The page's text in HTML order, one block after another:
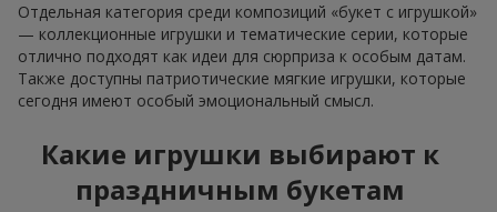
Отдельная категория среди композиций «букет с игрушкой»
— коллекционные игрушки и тематические серии, которые
отлично подходят как идеи для сюрприза к особым датам.
Также доступны патриотические мягкие игрушки, которые
сегодня имеют особый эмоциональный смысл.
Какие игрушки выбирают к
праздничным букетам